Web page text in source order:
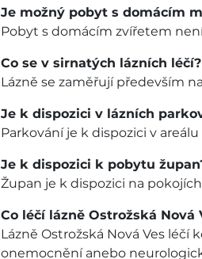
Je možný pobyt s domácím
Pobyt s domácím zvířetem
Co se v sirnatých lázních léčí?
Lázně se zaměřují především
Je k dispozici v lázních
Parkování je k dispozici v
Je k dispozici k pobytu
Župan je k dispozici na
Co léčí lázně Ostrožská Nová
Lázně Ostrožská Nová Ves
onemocnění anebo